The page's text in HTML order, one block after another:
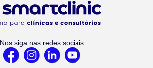
Nos siga nas redes sociais